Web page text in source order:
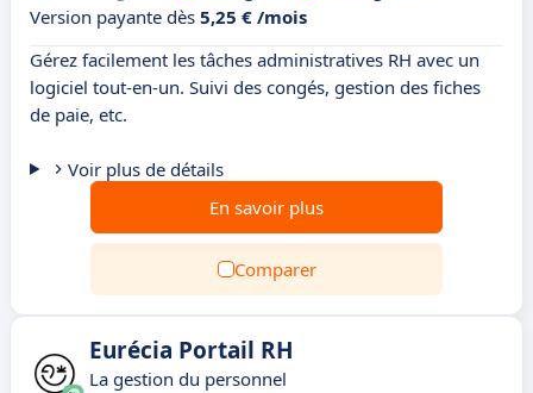
Version payante dès 5,25 € /mois
Gérez facilement les tâches administratives RH avec un
logiciel tout-en-un. Suivi des congés, gestion des fiches
de paie, etc.
Voir plus de détails
En savoir plus
Comparer
Eurécia Portail RH
La gestion du personnel